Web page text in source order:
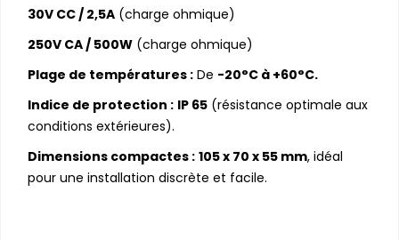
30V CC / 2,5A (charge ohmique)
250V CA / 500W (charge ohmique)
Plage de températures : De -20°C à +60°C.
Indice de protection : IP 65 (résistance optimale aux
conditions extérieures).
Dimensions compactes : 105 x 70 x 55 mm, idéal
pour une installation discrète et facile.